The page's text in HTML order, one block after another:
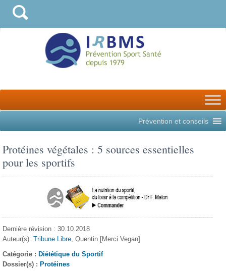
Prévention et conseils
Protéines végétales : 5 sources essentielles
pour les sportifs
Dernière révision : 30.10.2018
Auteur(s):Tribune Libre, Quentin [Merci Vegan]
Catégorie : Diététique du Sportif
Dossier(s) : Protéines